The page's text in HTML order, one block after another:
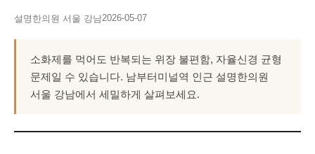
설명한의원 서울 강남2026-05-07
소화제를 먹어도 반복되는 위장 불편함, 자율신경 균형
문제일 수 있습니다. 남부터미널역 인근 설명한의원
서울 강남에서 세밀하게 살펴보세요.